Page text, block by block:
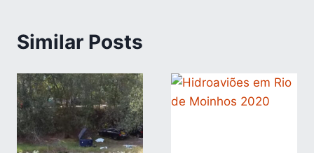
Similar Posts